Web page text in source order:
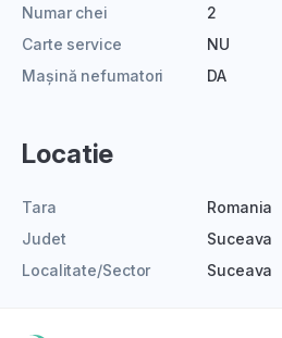
Numar chei
2
Carte service
NU
Mașină nefumatori
DA
Locatie
Tara
Romania
Judet
Suceava
Localitate/Sector
Suceava